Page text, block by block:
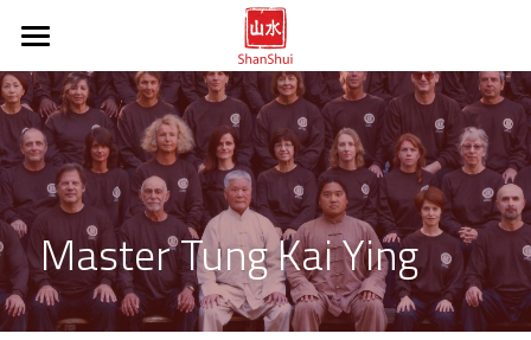
Tai Chi Chuan
Disciplines
Tout sur le Tai Chi Chuan
Vidéos et photos
Méditation
fr / en
POWERED BY
Master Tung Kai Ying